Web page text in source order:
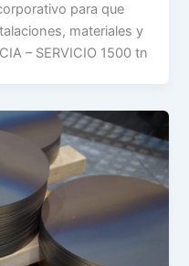
para que
materiales y
– SERVICIO 1500 tn